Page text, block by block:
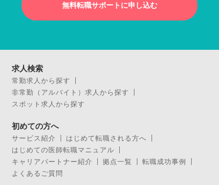
無料転職サポートに申し込む
求人検索
常勤求人から探す
非常勤（アルバイト）求人から探す
スポット求人から探す
初めての方へ
サービス紹介
はじめて転職される方へ
はじめての医師転職マニュアル
キャリアパートナー紹介
拠点一覧
転職成功事例
よくあるご質問